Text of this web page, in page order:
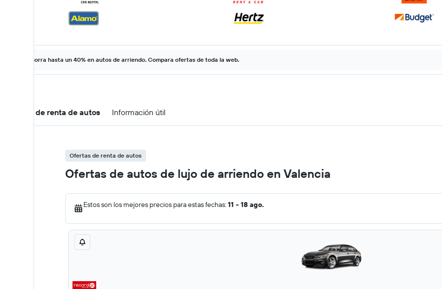
Ahorra hasta un 40% en autos de arriendo. Compara ofertas de toda la web.
Ofertas de renta de autos Información útil
Ofertas de renta de autos
Ofertas de autos de lujo de arriendo en Valencia
Estos son los mejores precios para estas fechas: 11 - 18 ago.